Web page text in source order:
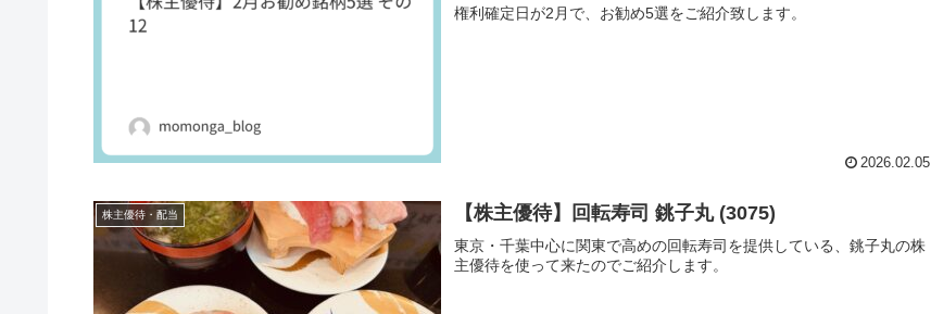
権利確定日が2月で、お勧め5選をご紹介致します。
2026.02.05
株主優待・配当 【株主優待】回転寿司 銚子丸 (3075)
東京・千葉中心に関東で高めの回転寿司を提供している、銚子丸の株
主優待を使って来たのでご紹介します。